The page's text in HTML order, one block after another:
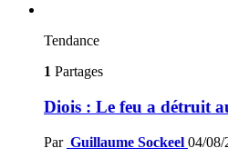
Tendance
1 Partages
Diois : Le feu a détruit
Par Guillaume Sockeel 04/08/